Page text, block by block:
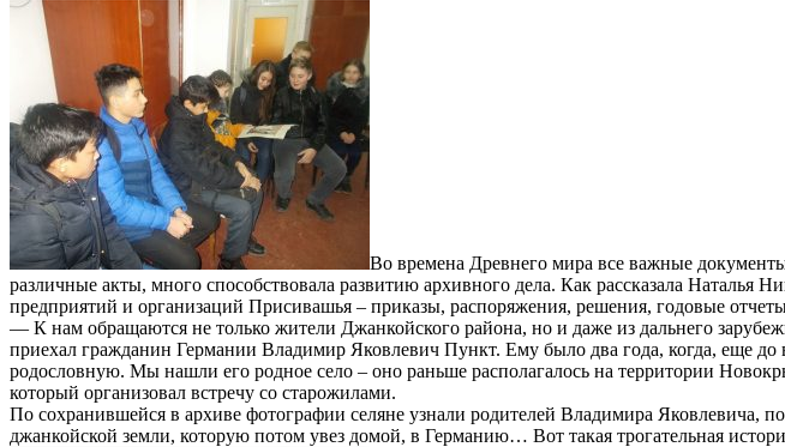
Во времена Древнего мира все важные
различные акты, много способствовала развитию архивного дела. Как рассказала
предприятий и организаций Присивашья – приказы, распоряжения, решения, годовые
— К нам обращаются не только жители Джанкойского района, но и даже из дальнего
приехал гражданин Германии Владимир Яковлевич Пункт. Ему было два года, когда, еще
родословную. Мы нашли его родное село – оно раньше располагалось на территории
который организовал встречу со старожилами.
По сохранившейся в архиве фотографии селяне узнали родителей Владимира Яковлевича,
джанкойской земли, которую потом увез домой, в Германию… Вот такая трогательная